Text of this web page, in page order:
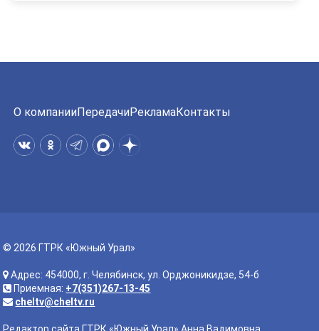
О компанииПередачиРекламаКонтакты
© 2026 ГТРК «Южный Урал»
Адрес: 454000, г. Челябинск, ул. Орджоникидзе, 54-б
Приемная: +7(351)267-13-45
cheltv@cheltv.ru
Редактор сайта ГТРК «Южный Урал» Анна Вадимовна